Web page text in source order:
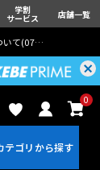
学割
サービス 店舗一覧
いて(07月29日
0